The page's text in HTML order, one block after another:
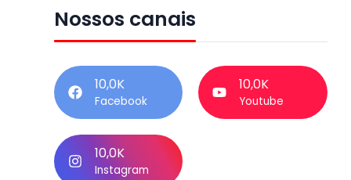
Nossos canais
10,0K
Facebook
10,0K
Youtube
10,0K
Instagram